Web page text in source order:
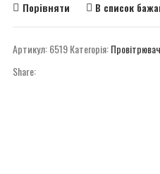
Порівняти
В список
Артикул:6519Категорія:
Share: